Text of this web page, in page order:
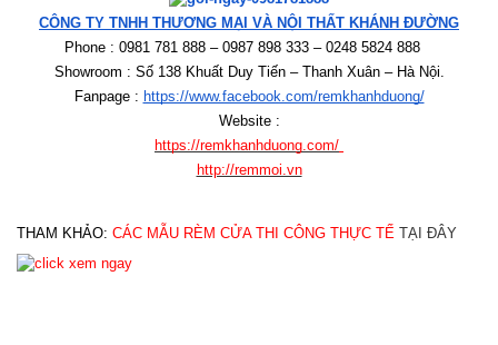
CÔNG TY TNHH THƯƠNG MẠI VÀ NỘI THẤT KHÁNH ĐƯỜNG
Phone : 0981 781 888 – 0987 898 333 – 0248 5824 888
Showroom : Số 138 Khuất Duy Tiến – Thanh Xuân – Hà Nội.
Fanpage : https://www.facebook.com/remkhanhduong/
Website :
https://remkhanhduong.com/
http://remmoi.vn
THAM KHẢO: CÁC MẪU RÈM CỬA THI CÔNG THỰC TẾ TẠI ĐÂY